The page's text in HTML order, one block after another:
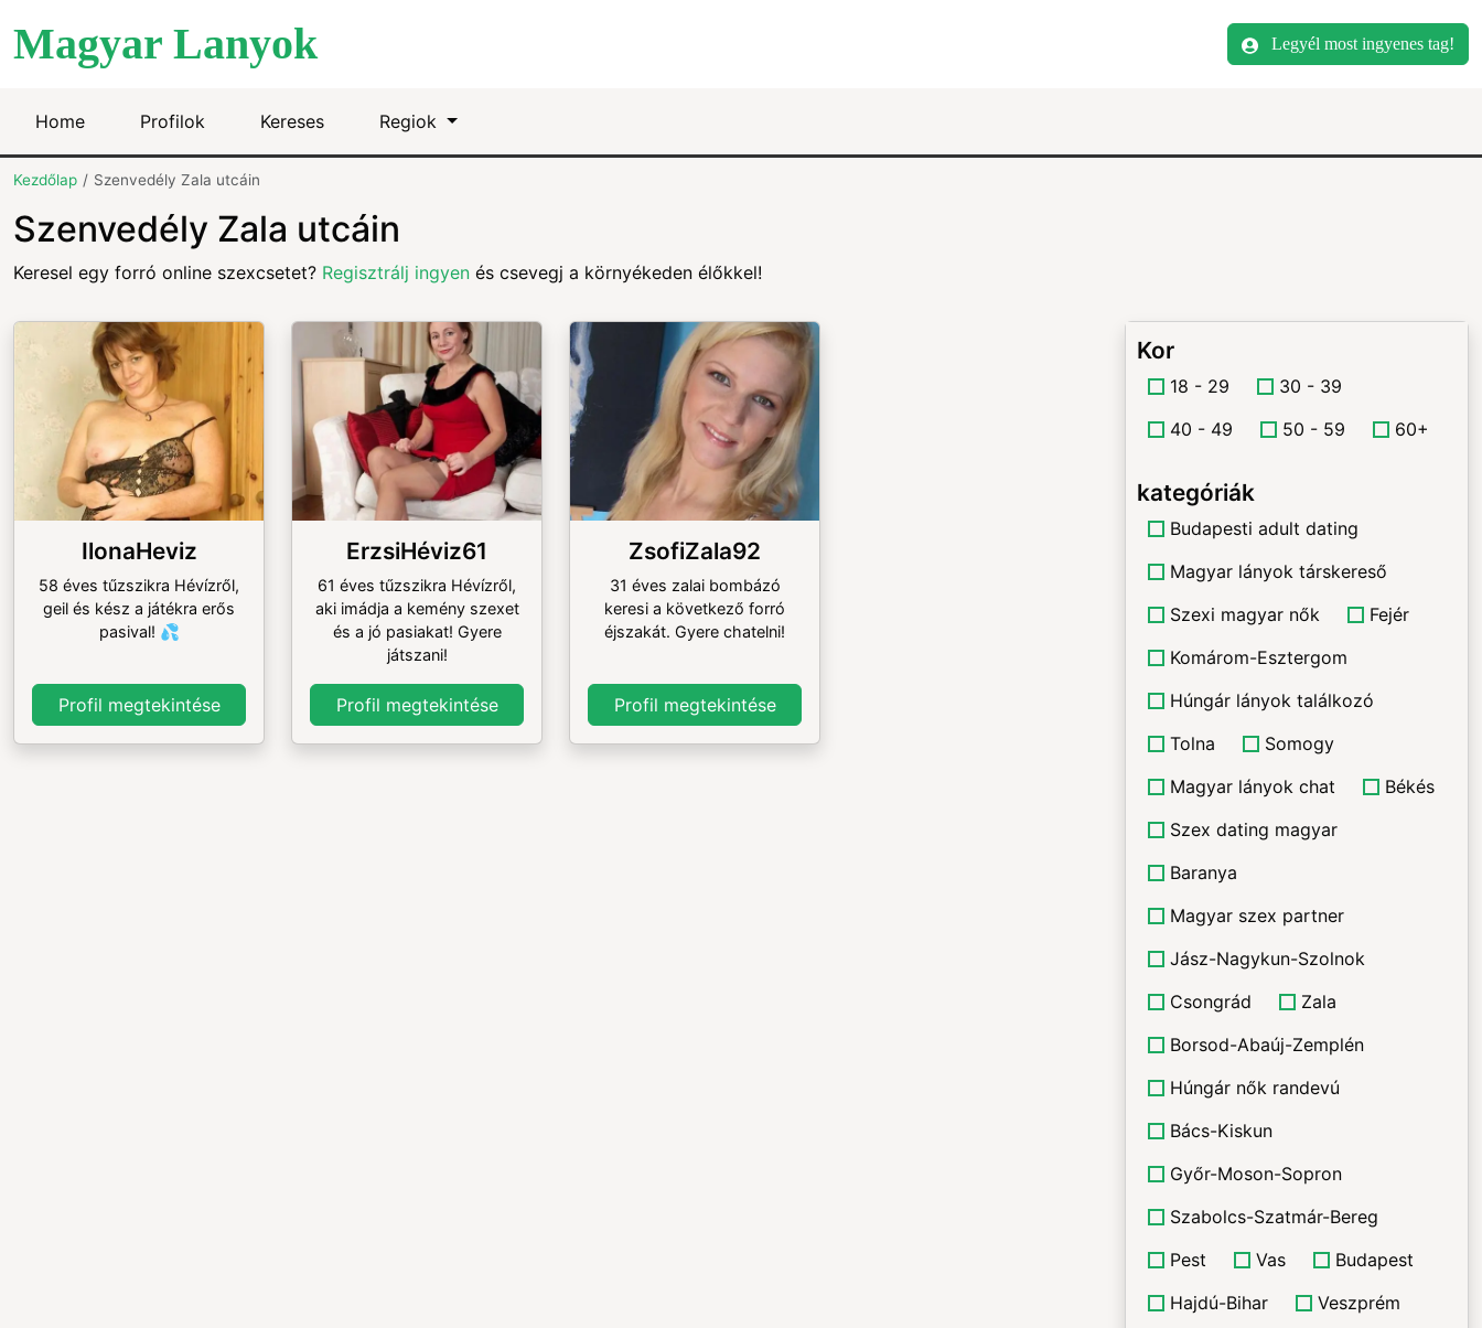
Magyar Lanyok Legyél most ingyenes tag!
Home Profilok Kereses Regiok
Kezdőlap Szenvedély Zala utcáin
Szenvedély Zala utcáin
Keresel egy forró online szexcsetet? Regisztrálj ingyen és csevegj a környékeden élőkkel!
IlonaHeviz
58 éves tűzszikra Hévízről,
geil és kész a játékra erős
pasival! 💦
Profil megtekintése
ErzsiHéviz61
61 éves tűzszikra Hévízről,
aki imádja a kemény szexet
és a jó pasiakat! Gyere
játszani!
Profil megtekintése
ZsofiZala92
31 éves zalai bombázó
keresi a következő forró
éjszakát. Gyere chatelni!
Profil megtekintése
Kor
18 - 29
30 - 39
40 - 49
50 - 59 60+
kategóriák
Budapesti adult dating
Magyar lányok társkereső
Szexi magyar nők
Fejér
Komárom-Esztergom
Húngár lányok találkozó
Tolna
Somogy
Magyar lányok chat
Békés
Szex dating magyar
Baranya
Magyar szex partner
Jász-Nagykun-Szolnok
Csongrád
Zala
Borsod-Abaúj-Zemplén
Húngár nők randevú
Bács-Kiskun
Győr-Moson-Sopron
Szabolcs-Szatmár-Bereg
Pest
Vas
Budapest
Hajdú-Bihar
Veszprém